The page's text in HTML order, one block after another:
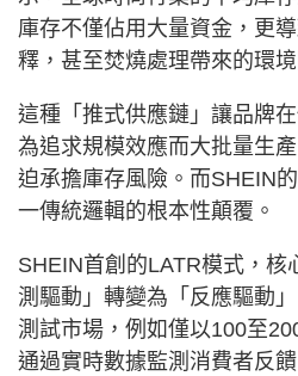
庫存不僅佔用大量資金，更
釋，甚至焚燒處理帶來的環境
這種「推式供應鏈」讓品牌
為追求規模效應而大批量生
迫承擔庫存風險。而SHEIN
一傳統邏輯的根本性顛覆。
SHEIN首創的LATR模式，核
測驅動」轉變為「反應驅動
測試市場，例如僅以100至
通過實時數據監測消費者反